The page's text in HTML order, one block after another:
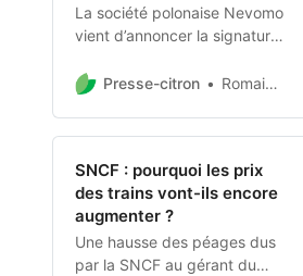
quoi recharger la batterie
d’une voiture élec…
La société polonaise Nevomo
vient d’annoncer la signature
un projet de train à très
Presse-citron Romain Vitt
SNCF : pourquoi les prix
des trains vont-ils encore
augmenter ?
Une hausse des péages dus
par la SNCF au gérant du